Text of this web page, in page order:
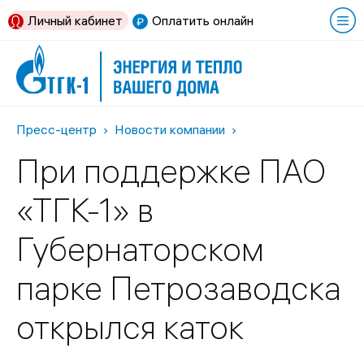
Оплатить онлайн
Личный кабинет
Пресс-центр Новости компании
При поддержке ПАО
«ТГК-1» в
Губернаторском
парке Петрозаводска
открылся каток